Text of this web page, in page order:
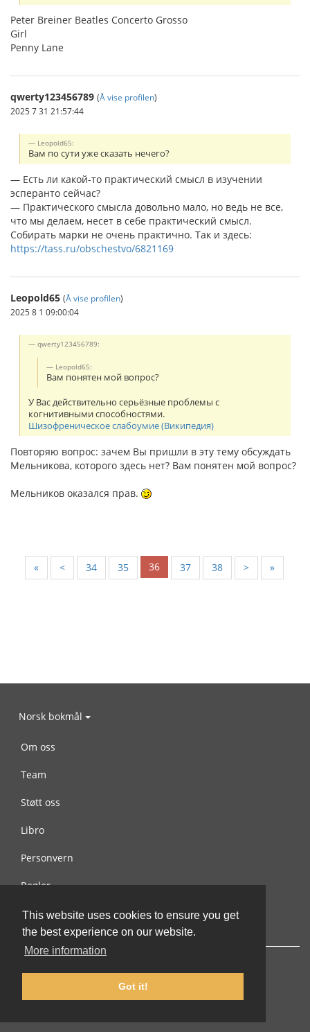
This website uses cookies to ensure you get
the best experience on our website.
More information
Got it!
Peter Breiner Beatles Concerto Grosso
Girl
Penny Lane
qwerty123456789 (Å vise profilen)
2025 7 31 21:57:44
Leopold65:
Вам по сути уже сказать нечего?
— Есть ли какой-то практический смысл в изучении
эсперанто сейчас?
— Практического смысла довольно мало, но ведь не все,
что мы делаем, несет в себе практический смысл.
Собирать марки не очень практично. Так и здесь:
https://tass.ru/obschestvo/6821169
Leopold65 (Å vise profilen)
2025 8 1 09:00:04
qwerty123456789:
Leopold65:
Вам понятен мой вопрос?
У Вас действительно серьёзные проблемы с
когнитивными способностями.
Шизофреническое слабоумие (Википедия)
Повторяю вопрос: зачем Вы пришли в эту тему обсуждать
Мельникова, которого здесь нет? Вам понятен мой вопрос?
Мельников оказался прав.
« < 34 35 36 37 38 > »
Norsk bokmål
Om oss
Team
Støtt oss
Libro
Personvern
Regler
Kontakt oss
© 2002-2026 lernu.net |Impressum